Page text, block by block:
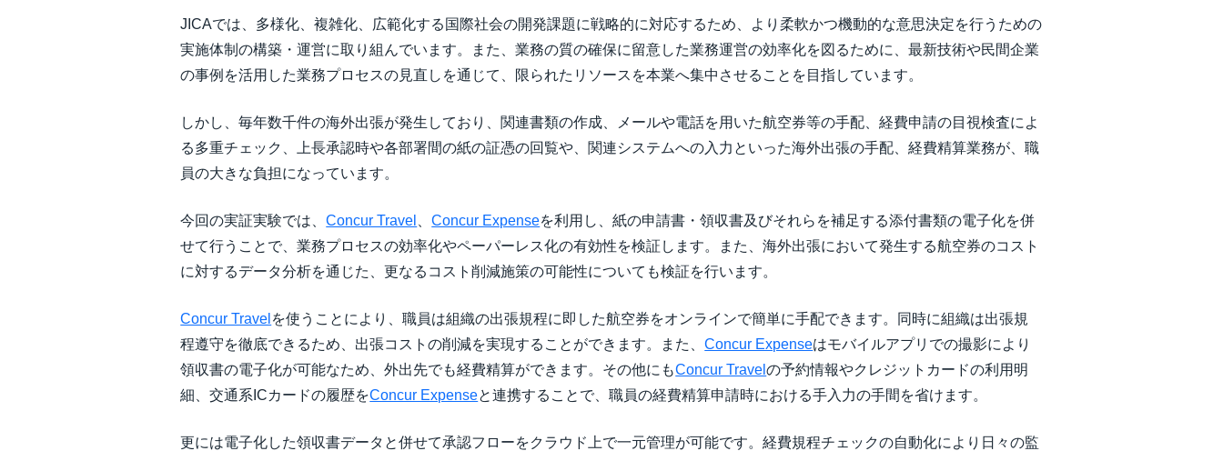
JICAでは、多様化、複雑化、広範化する国際社会の開発課題に戦略的に対応するため、より柔軟かつ機動的な意思決定を行うための
実施体制の構築・運営に取り組んでいます。また、業務の質の確保に留意した業務運営の効率化を図るために、最新技術や民間企業
の事例を活用した業務プロセスの見直しを通じて、限られたリソースを本業へ集中させることを目指しています。
しかし、毎年数千件の海外出張が発生しており、関連書類の作成、メールや電話を用いた航空券等の手配、経費申請の目視検査によ
る多重チェック、上長承認時や各部署間の紙の証憑の回覧や、関連システムへの入力といった海外出張の手配、経費精算業務が、職
員の大きな負担になっています。
今回の実証実験では、Concur Travel 、Concur Expenseを利用し、紙の申請書・領収書及びそれらを補足する添付書類の電子化を併
せて行うことで、業務プロセスの効率化やペーパーレス化の有効性を検証します。また、海外出張において発生する航空券のコスト
に対するデータ分析を通じた、更なるコスト削減施策の可能性についても検証を行います。
Concur Travel を使うことにより、職員は組織の出張規程に即した航空券をオンラインで簡単に手配できます。同時に組織は出張規
程遵守を徹底できるため、出張コストの削減を実現することができます。また、Concur Expenseはモバイルアプリでの撮影により
領収書の電子化が可能なため、外出先でも経費精算ができます。その他にもConcur Travelの予約情報やクレジットカードの利用明
細、交通系ICカードの履歴をConcur Expenseと連携することで、職員の経費精算申請時における手入力の手間を省けます。
更には電子化した領収書データと併せて承認フローをクラウド上で一元管理が可能です。経費規程チェックの自動化により日々の監